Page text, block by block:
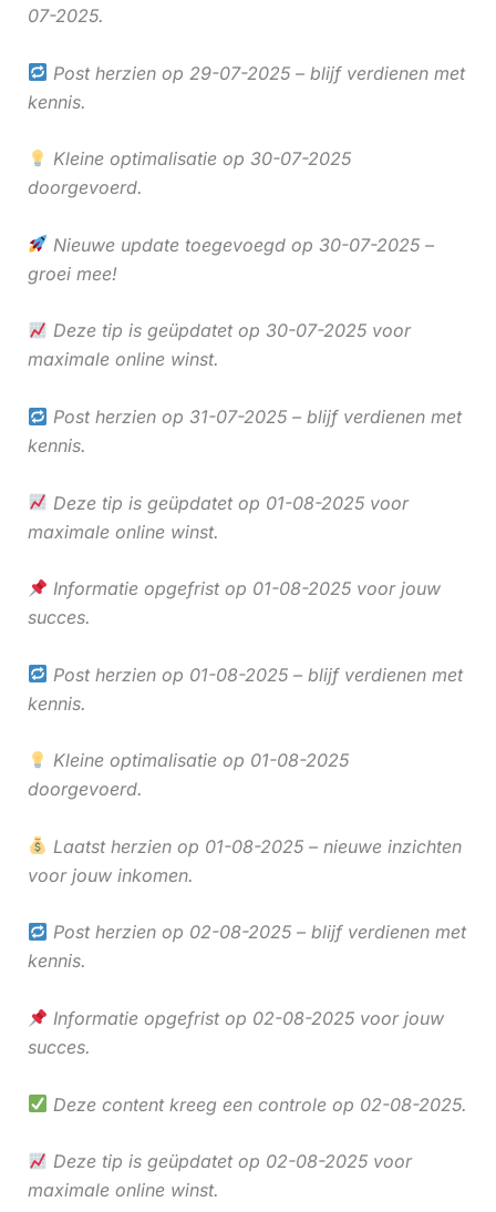
07-2025.
Post herzien op 29-07-2025 – blijf verdienen met
kennis.
Kleine optimalisatie op 30-07-2025
doorgevoerd.
Nieuwe update toegevoegd op 30-07-2025 –
groei mee!
Deze tip is geüpdatet op 30-07-2025 voor
maximale online winst.
Post herzien op 31-07-2025 – blijf verdienen met
kennis.
Deze tip is geüpdatet op 01-08-2025 voor
maximale online winst.
Informatie opgefrist op 01-08-2025 voor jouw
succes.
Post herzien op 01-08-2025 – blijf verdienen met
kennis.
Kleine optimalisatie op 01-08-2025
doorgevoerd.
Laatst herzien op 01-08-2025 – nieuwe inzichten
voor jouw inkomen.
Post herzien op 02-08-2025 – blijf verdienen met
kennis.
Informatie opgefrist op 02-08-2025 voor jouw
succes.
Deze content kreeg een controle op 02-08-2025.
Deze tip is geüpdatet op 02-08-2025 voor
maximale online winst.